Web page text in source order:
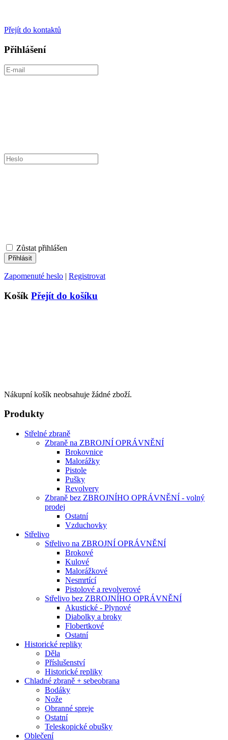
Přejít do kontaktů
Přihlášení
Zůstat přihlášen
Zapomenuté heslo | Registrovat
Košík Přejít do košíku
Nákupní košík neobsahuje žádné zboží.
Produkty
Střelné zbraně
Zbraně na ZBROJNÍ OPRÁVNĚNÍ
Brokovnice
Malorážky
Pistole
Pušky
Revolvery
Zbraně bez ZBROJNÍHO OPRÁVNĚNÍ - volný
prodej
Ostatní
Vzduchovky
Střelivo
Střelivo na ZBROJNÍ OPRÁVNĚNÍ
Brokové
Kulové
Malorážkové
Nesmrtící
Pistolové a revolverové
Střelivo bez ZBROJNÍHO OPRÁVNĚNÍ
Akustické - Plynové
Diabolky a broky
Flobertkové
Ostatní
Historické repliky
Děla
Příslušenství
Historické repliky
Chladné zbraně + sebeobrana
Bodáky
Nože
Obranné spreje
Ostatní
Teleskopické obušky
Oblečení